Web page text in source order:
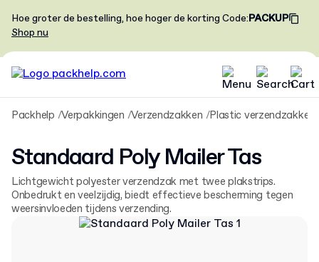
Hoe groter de bestelling, hoe hoger de korting Code:PACKUP
Shop nu
Packhelp Verpakkingen Verzendzakken Plastic verzendzakken
Standaard Poly Mailer Tas
Lichtgewicht polyester verzendzak met twee plakstrips.
Onbedrukt en veelzijdig, biedt effectieve bescherming tegen
weersinvloeden tijdens verzending.